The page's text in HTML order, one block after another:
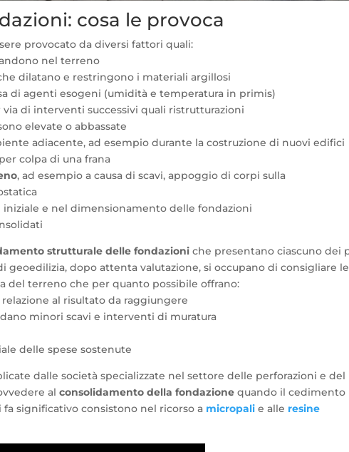
cosa le provoca
provocato da diversi fattori quali:
nel terreno
dilatano e restringono i materiali argillosi
di agenti esogeni (umidità e temperatura in primis)
via di interventi successivi quali ristrutturazioni
elevate o abbassate
adiacente, ad esempio durante la costruzione di nuovi edifici
colpa di una frana
, ad esempio a causa di scavi, appoggio di corpi sulla
iniziale e nel dimensionamento delle fondazioni
strutturale delle fondazioni che presentano ciascuno dei
dopo attenta valutazione, si occupano di consigliare le
del terreno che per quanto possibile offrano:
al risultato da raggiungere
minori scavi e interventi di muratura
delle spese sostenute
dalle società specializzate nel settore delle perforazioni e del
alconsolidamento della fondazione quando il cedimento
significativo consistono nel ricorso a micropali e alle resine